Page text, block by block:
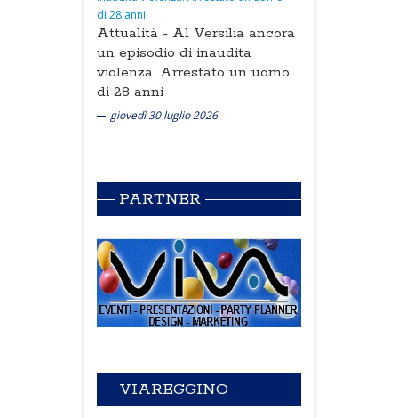
Attualità - Al Versilia ancora
un episodio di inaudita
violenza. Arrestato un uomo
di 28 anni
giovedì 30 luglio 2026
PARTNER
VIAREGGINO